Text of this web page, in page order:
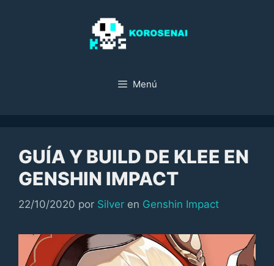
Menú
GUÍA Y BUILD DE KLEE EN
GENSHIN IMPACT
22/10/2020 por Silver en Categorías
Genshin Impact